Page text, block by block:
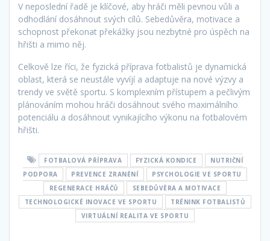
V neposlední řadě je klíčové, aby hráči měli pevnou vůli a
odhodlání dosáhnout svých cílů. Sebedůvěra, motivace a
schopnost překonat překážky jsou nezbytné pro úspěch na
hřišti a mimo něj.
Celkově lze říci, že fyzická příprava fotbalistů je dynamická
oblast, která se neustále vyvíjí a adaptuje na nové výzvy a
trendy ve světě sportu. S komplexním přístupem a pečlivým
plánováním mohou hráči dosáhnout svého maximálního
potenciálu a dosáhnout vynikajícího výkonu na fotbalovém
hřišti.
FOTBALOVÁ PŘÍPRAVA FYZICKÁ KONDICE
NUTRIČNÍ
PODPORA
PREVENCE ZRANĚNÍ
PSYCHOLOGIE VE SPORTU
REGENERACE HRÁČŮ
SEBEDŮVĚRA A MOTIVACE
TECHNOLOGICKÉ INOVACE VE SPORTU
TRÉNINK FOTBALISTŮ
VIRTUÁLNÍ REALITA VE SPORTU